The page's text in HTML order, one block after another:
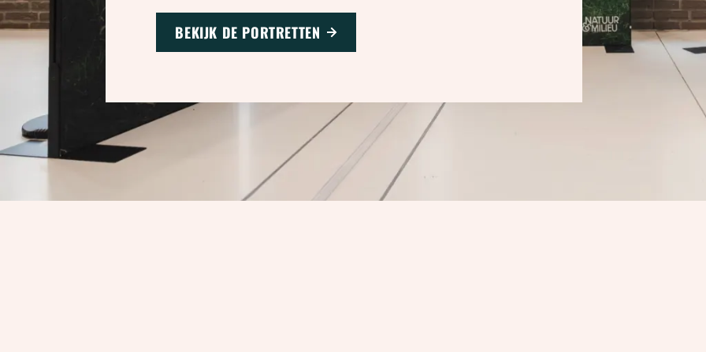
BEKIJK DE PORTRETTEN